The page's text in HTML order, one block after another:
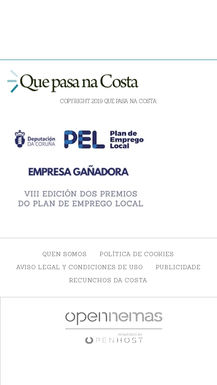
COPYRIGHT 2019 QUE PASA NA COSTA
QUEN SOMOS
POLÍTICA DE COOKIES
AVISO LEGAL Y CONDICIONES DE USO
PUBLICIDADE
RECUNCHOS DA COSTA